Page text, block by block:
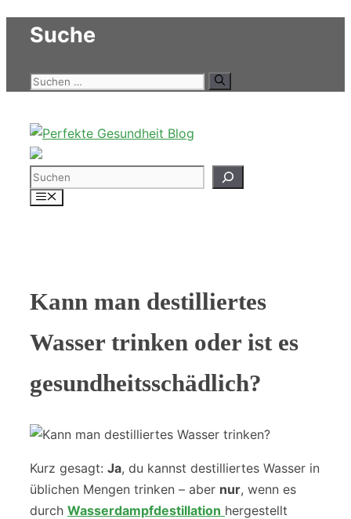
Zum
InhaltSuche
Suchen
Suchen
Menü
Kann man destilliertes
Wasser trinken oder ist es
gesundheitsschädlich?
Kurz gesagt: Ja, du kannst destilliertes Wasser in
üblichen Mengen trinken – aber nur, wenn es
durch Wasserdampfdestillation hergestellt